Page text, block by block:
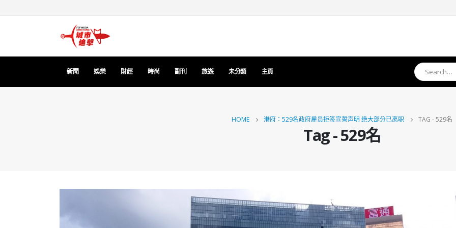
新聞 娛樂 財經 時尚 副刊 旅遊 未分類 主頁
HOME 港府：529名政府雇员拒签宣誓声明 绝大部分已离职 TAG -529名
Tag - 529名